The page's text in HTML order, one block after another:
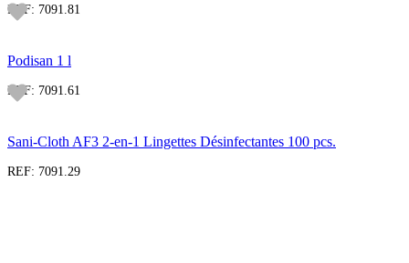
REF: 7091.81
Podisan 1 l
REF: 7091.61
Sani-Cloth AF3 2-en-1 Lingettes Désinfectantes 100 pcs.
REF: 7091.29